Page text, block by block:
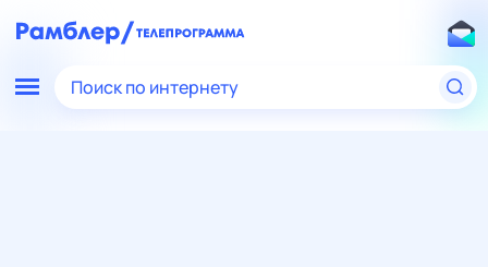
Поиск по интернету